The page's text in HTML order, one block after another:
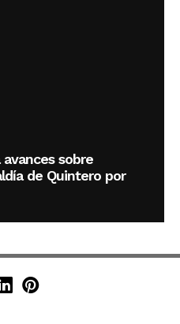
sobre
de Quintero por
Instagram
en X (Twitter)
en TikTok
de Minuto30 en
Minuto30 en LinkedIn
Minuto30 en